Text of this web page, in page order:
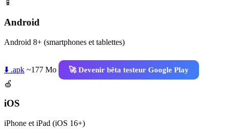
📱
Android
Android 8+ (smartphones et tablettes)
⬇️ .apk ~177 Mo
🚀 Devenir bêta testeur Google Play
🍏
iOS
iPhone et iPad (iOS 16+)